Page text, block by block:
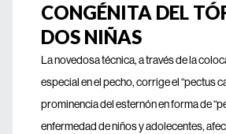
CONGÉNITA DEL
DOS NIÑAS
La novedosa técnica, a través de la
especial en el pecho, corrige el “pectus
prominencia del esternón en forma de
enfermedad de niños y adolecentes,